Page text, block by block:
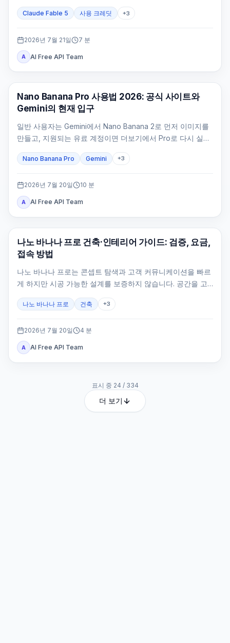
Claude Fable 5 사용 크레딧 +3
2026년 7월 21일 7 분
A AI Free API Team
AI 이미지 생성
Nano Banana Pro 사용법 2026: 공식 사이트와
Gemini의 현재 입구
일반 사용자는 Gemini에서 Nano Banana 2로 먼저 이미지를
만들고, 지원되는 유료 계정이면 더보기에서 Pro로 다시 실행
인해야 합니다.
Nano Banana Pro Gemini +3
2026년 7월 20일 10 분
A AI Free API Team
AI 이미지 생성
나노 바나나 프로 건축·인테리어 가이드: 검증, 요금,
접속 방법
나노 바나나 프로는 콘셉트 탐색과 고객 커뮤니케이션을 빠르
게 하지만 시공 가능한 설계를 보증하지 않습니다. 공간을 고
나노 바나나 프로 건축 +3
2026년 7월 20일 4 분
A AI Free API Team
표시 중 24 / 334
더 보기